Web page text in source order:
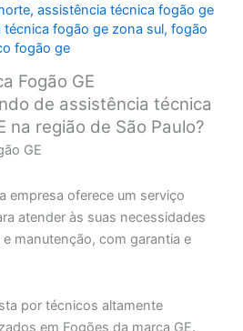
,assistência técnica fogão ge
técnica fogão ge zona sul,fogão
fogão ge
Fogão GE
de assistência técnica
na região de São Paulo?
GE
empresa oferece um serviço
atender às suas necessidades
manutenção, com garantia e
por técnicos altamente
em Fogões da marca GE.